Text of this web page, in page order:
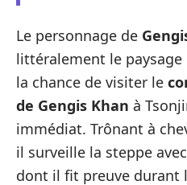
Le personnage de
littéralement le paysage
la chance de visiter le
de Gengis Khan à
immédiat. Trônant à
il surveille la steppe
dont il fit preuve durant